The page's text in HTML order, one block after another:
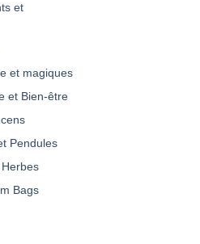
et
et magiques
et Bien-être
Pendules
Bags